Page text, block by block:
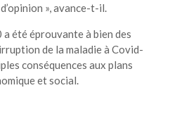
», avance-t-il.
a été éprouvante à bien des
de la maladie à Covid-
conséquences aux plans
et social.